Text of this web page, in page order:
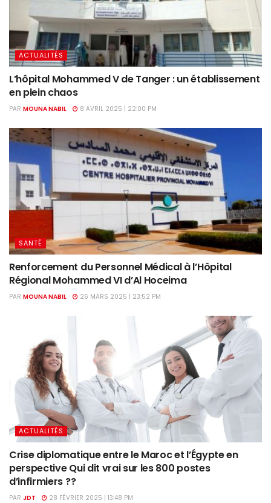
ACTUALITÉS
L’hôpital Mohammed V de Tanger : un établissement
en plein chaos
PAR MOUNA NABIL 8 AVRIL 2025 | 22:00 PM
SANTÉ
Renforcement du Personnel Médical à l’Hôpital
Régional Mohammed VI d’Al Hoceima
PAR MOUNA NABIL 26 MARS 2025 | 23:52 PM
ACTUALITÉS
Crise diplomatique entre le Maroc et l’Égypte en
perspective Qui dit vrai sur les 800 postes
d’infirmiers ??
PAR JDT 28 FÉVRIER 2025 | 13:48 PM